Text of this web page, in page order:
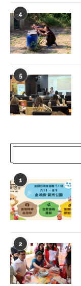
4
5
1
2